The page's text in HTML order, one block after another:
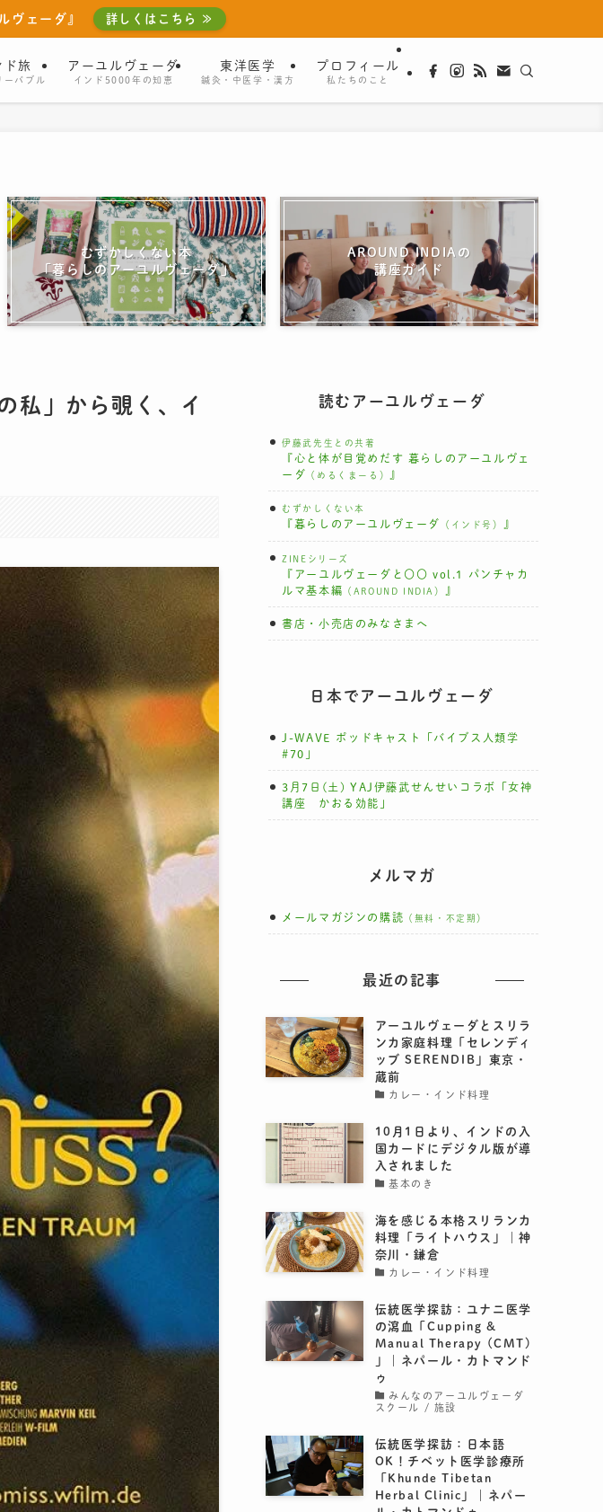
ヴェーダ』 詳しくはこちら ≫
ド旅
ーバブル
アーユルヴェーダ
インド5000年の知恵
東洋医学
鍼灸・中医学・漢方
プロフィール
私たちのこと
むずかしくない本
「暮らしのアーユルヴェーダ」
AROUND INDIAの
講座ガイド
私」から覗く、イ
読むアーユルヴェーダ
伊藤武先生との共著
『心と体が目覚めだす 暮らしのアーユルヴェ
ーダ
（めるくまーる） 』
むずかしくない本
『暮らしのアーユルヴェーダ （インド号） 』
ZINEシリーズ
『アーユルヴェーダと〇〇 vol.1 パンチャカ
ルマ基本編
（AROUND INDIA） 』
書店・小売店のみなさまへ
日本でアーユルヴェーダ
J-WAVE ポッドキャスト「バイブス人類学
#70」
3月7日(土) YAJ伊藤武せんせいコラボ「女神
講座 かおる効能」
メルマガ
メールマガジンの購読 （無料・不定期）
最近の記事
アーユルヴェーダとスリラ
ンカ家庭料理「セレンディ
ッブ SERENDIB」東京・
蔵前
カレー・インド料理
10月1日より、インドの入
国カードにデジタル版が導
入されました
基本のき
海を感じる本格スリランカ
料理「ライトハウス」｜神
奈川・鎌倉
カレー・インド料理
伝統医学探訪：ユナニ医学
の瀉血「Cupping &
Manual Therapy (CMT)
」｜ネパール・カトマンド
ゥ
みんなのアーユルヴェーダ
スクール / 施設
伝統医学探訪：日本語
OK！チベット医学診療所
「Khunde Tibetan
Herbal Clinic」｜ネパー